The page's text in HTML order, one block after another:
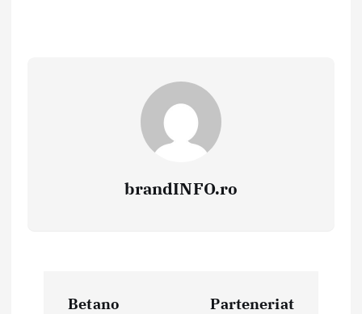
brandINFO.ro
Betano
Parteneriat